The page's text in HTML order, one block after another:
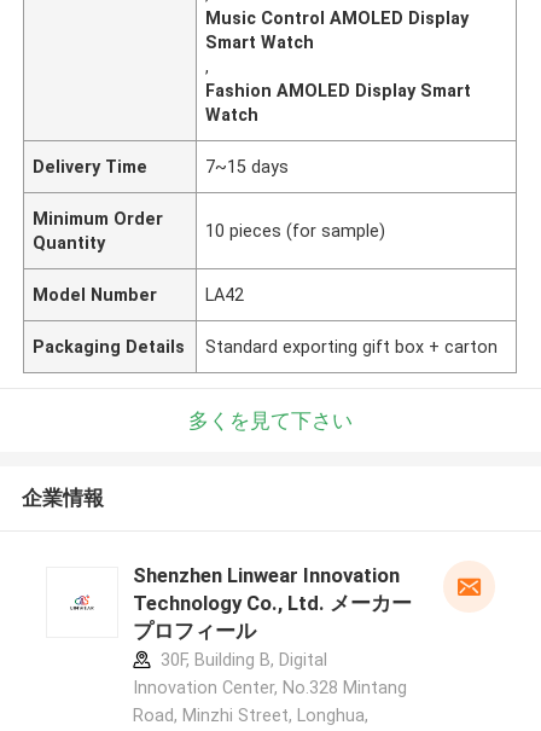
Music Control AMOLED Display
Smart Watch
,
Fashion AMOLED Display Smart
Watch
Delivery Time 7~15 days
Minimum Order
Quantity
10 pieces (for sample)
Model Number LA42
Packaging Details Standard exporting gift box + carton
多くを見て下さい
企業情報
Shenzhen Linwear Innovation
Technology Co., Ltd. メーカー
プロフィール
30F, Building B, Digital
Innovation Center, No.328 Mintang
Road, Minzhi Street, Longhua,